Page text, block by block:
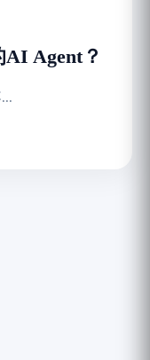
Agent？